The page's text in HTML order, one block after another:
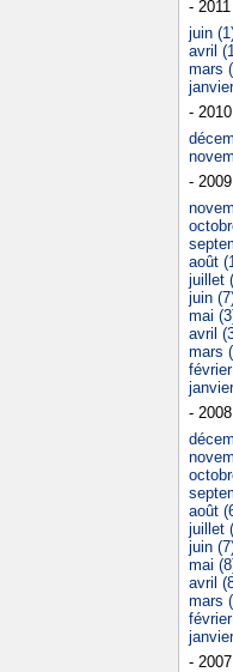
- 2011
juin
avril
mars
- 2010
- 2009
août
juillet
juin
mai
avril
mars
- 2008
août
juillet
juin
mai
avril
mars
- 2007